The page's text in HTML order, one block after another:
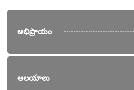
అభిప్రాయం
ఆలయాలు